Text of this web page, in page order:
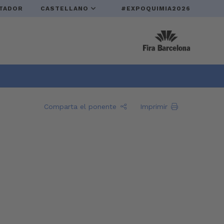
CASTELLANO #EXPOQUIMIA2026
Comparta el ponente Imprimir